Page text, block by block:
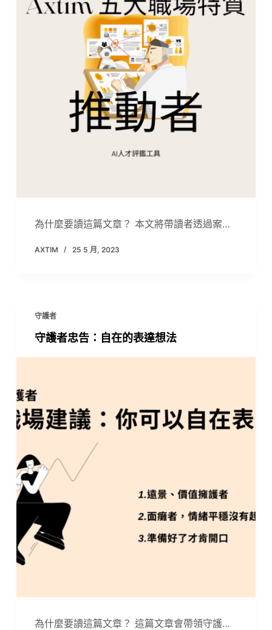
為什麼要讀這篇文章？ 本文將帶讀者透過案…
AXTIM 25 5 月, 2023
守護者
守護者忠告：自在的表達想法
為什麼要讀這篇文章？ 這篇文章會帶領守護…